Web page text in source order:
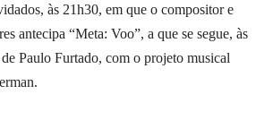
às 21h30, em que o compositor e
antecipa “Meta: Voo”, a que se segue, às
Paulo Furtado, com o projeto musical